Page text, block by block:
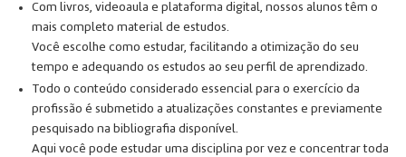
Com livros, videoaula e plataforma digital, nossos alunos têm o
mais completo material de estudos.
Você escolhe como estudar, facilitando a otimização do seu
tempo e adequando os estudos ao seu perfil de aprendizado.
Todo o conteúdo considerado essencial para o exercício da
profissão é submetido a atualizações constantes e previamente
pesquisado na bibliografia disponível.
Aqui você pode estudar uma disciplina por vez e concentrar toda